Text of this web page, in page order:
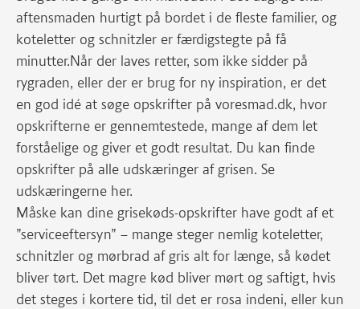
aftensmaden hurtigt på bordet i de fleste familier, og
koteletter og schnitzler er færdigstegte på få
minutter.Når der laves retter, som ikke sidder på
rygraden, eller der er brug for ny inspiration, er det
en god idé at søge opskrifter på voresmad.dk, hvor
opskrifterne er gennemtestede, mange af dem let
forståelige og giver et godt resultat. Du kan finde
opskrifter på alle udskæringer af grisen. Se
udskæringerne her.
Måske kan dine grisekøds-opskrifter have godt af et
”serviceeftersyn” – mange steger nemlig koteletter,
schnitzler og mørbrad af gris alt for længe, så kødet
bliver tørt. Det magre kød bliver mørt og saftigt, hvis
det steges i kortere tid, til det er rosa indeni, eller kun